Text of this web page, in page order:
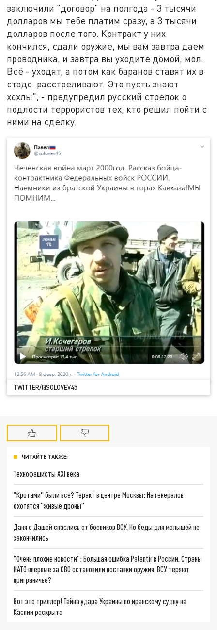
заключили "договор" на полгода - 3 тысячи
долларов мы тебе платим сразу, а 3 тысячи
долларов после того. Контракт у них
кончился, сдали оружие, мы вам завтра даем
проводника, и завтра вы уходите домой, мол.
Всё - уходят, а потом как баранов ставят их в
стадо расстреливают. Это пусть знают
хохлы", - предупредил русский стрелок о
подлости террористов тех, кто решил пойти с
ними на сделку.
TWITTER/@SOLOVEV45
ЧИТАЙТЕ ТАКЖЕ:
Технофашисты XXI века
"Кротами" были все? Теракт в центре Москвы: На генералов
охотятся "живые дроны"
Даня с Дашей спаслись от боевиков ВСУ. Но беды для малышей не
закончились
"Очень плохие новости": Большая ошибка Palantir в России. Страны
НАТО впервые за СВО остановили поставки оружия. ВСУ теряют
приграничье?
Вот это триллер! Тайна удара Украины по иранскому судну на
Каспии раскрыта